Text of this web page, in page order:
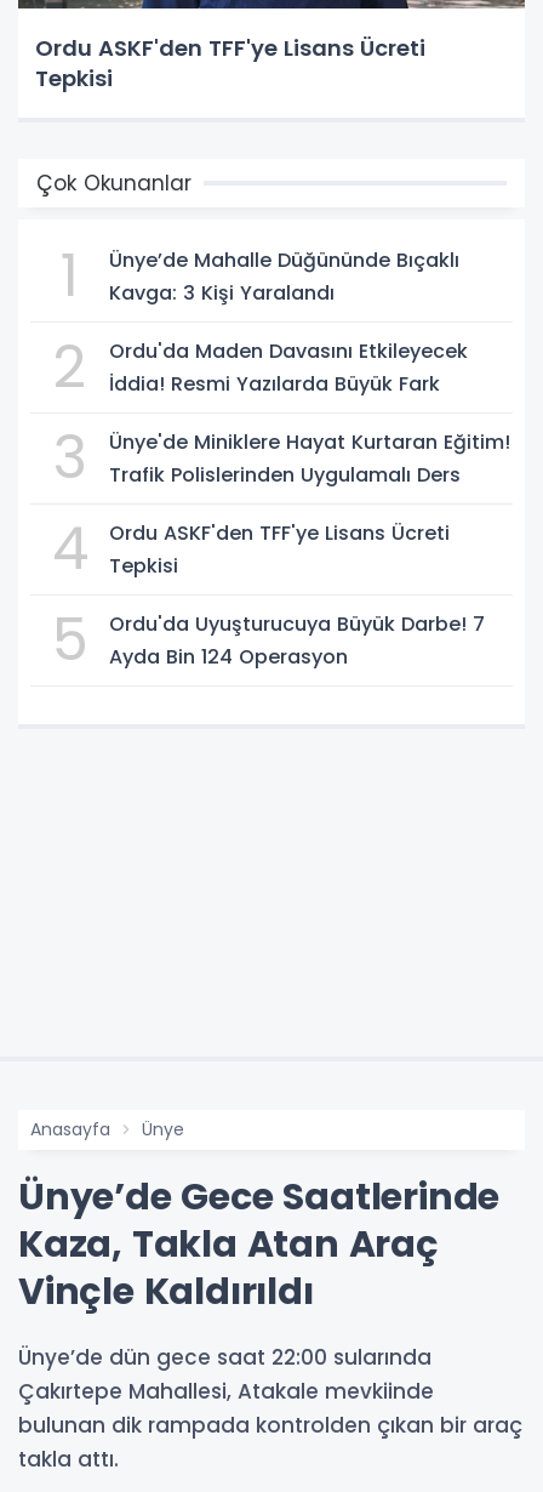
Ordu ASKF'den TFF'ye Lisans Ücreti
Tepkisi
Çok Okunanlar
1
Ünye’de Mahalle Düğününde Bıçaklı
Kavga: 3 Kişi Yaralandı
2
Ordu'da Maden Davasını Etkileyecek
İddia! Resmi Yazılarda Büyük Fark
3
Ünye'de Miniklere Hayat Kurtaran Eğitim!
Trafik Polislerinden Uygulamalı Ders
4
Ordu ASKF'den TFF'ye Lisans Ücreti
Tepkisi
5
Ordu'da Uyuşturucuya Büyük Darbe! 7
Ayda Bin 124 Operasyon
Anasayfa Ünye
Ünye’de Gece Saatlerinde
Kaza, Takla Atan Araç
Vinçle Kaldırıldı
Ünye’de dün gece saat 22:00 sularında
Çakırtepe Mahallesi, Atakale mevkiinde
bulunan dik rampada kontrolden çıkan bir araç
takla attı.